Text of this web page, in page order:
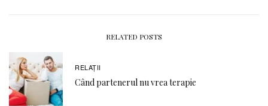
RELATED POSTS
RELAŢII
Când partenerul nu vrea terapie